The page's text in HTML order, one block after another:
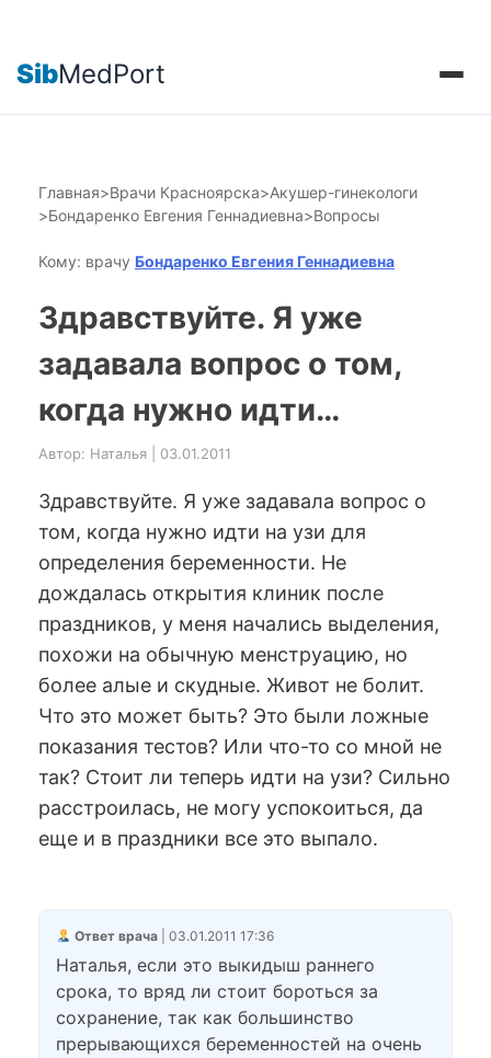
SibMedPort
Главная>Врачи Красноярска>Акушер-гинекологи
>Бондаренко Евгения Геннадиевна>Вопросы
Кому: врачу Бондаренко Евгения Геннадиевна
Здравствуйте. Я уже
задавала вопрос о том,
когда нужно идти…
Автор: Наталья | 03.01.2011
Здравствуйте. Я уже задавала вопрос о
том, когда нужно идти на узи для
определения беременности. Не
дождалась открытия клиник после
праздников, у меня начались выделения,
похожи на обычную менструацию, но
более алые и скудные. Живот не болит.
Что это может быть? Это были ложные
показания тестов? Или что-то со мной не
так? Стоит ли теперь идти на узи? Сильно
расстроилась, не могу успокоиться, да
еще и в праздники все это выпало.
Ответ врача| 03.01.2011 17:36
Наталья, если это выкидыш раннего
срока, то вряд ли стоит бороться за
сохранение, так как большинство
прерывающихся беременностей на очень